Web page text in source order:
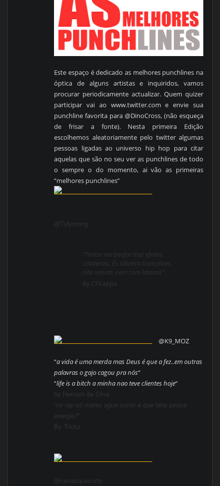
Este espaço é dedicado as melhores punchlines na
óptica de alguns artistas e inquiridos, vamos
procurar periodicamente actualizar. Quem quizer
participar vai ao www.twitter.com e envie sua
punchline favorita para @DinoCross, (não esqueça
de frisar a fonte). Nesta primeira Edição
escolhemos aleatoriamente pelo twitter algumas
pessoas ligadas ao universo hip hop para citar
aquelas que são no seu ver as punchlines de todo
o sempre o do momento, ai vão as primeiras
“melhores punchlines”
@Tulymong
“Tentar me beefar traz efeitos
colaterais, És Oliveira Gonçalves,
não vences nem com laterais”
By CFkappa
@K9_MOZ
“a vida é uma merda mas Deus é que a fez..em outras
palavras o gajo cagou pra nós“
“life is a bitch a minha nao teve clientes hoje“
by Hernani da Silva
no rap só metes agua como é que tens pouca
energia?
By Trickz
@cenasquecurto